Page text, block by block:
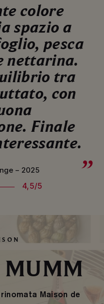
colore
spazio a
pesca
nettarina.
tra
con
Finale
– 2025
4,5/5
MUMM
Maison de